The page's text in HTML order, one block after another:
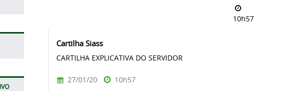
10h57
Cartilha Siass
CARTILHA EXPLICATIVA DO SERVIDOR
27/01/20 10h57